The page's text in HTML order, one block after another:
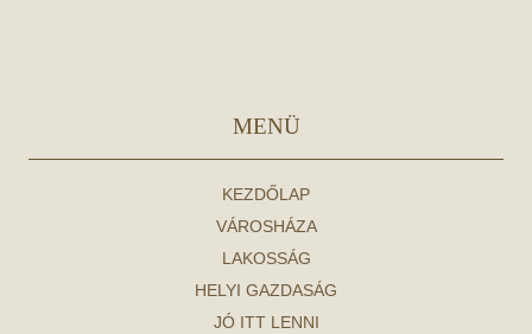
MENÜ
KEZDŐLAP
VÁROSHÁZA
LAKOSSÁG
HELYI GAZDASÁG
JÓ ITT LENNI